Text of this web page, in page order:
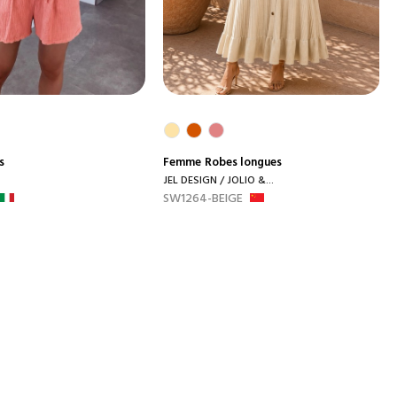
Femme Robes longues
JEL DESIGN / JOLIO &...
SW1264-BEIGE